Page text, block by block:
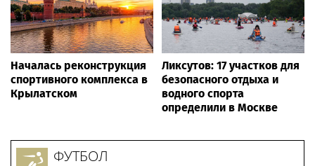
Началась реконструкция
спортивного комплекса в
Крылатском
Ликсутов: 17 участков для
безопасного отдыха и
водного спорта
определили в Москве
ФУТБОЛ